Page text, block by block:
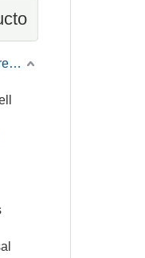
Probador de dureza de sobremesa